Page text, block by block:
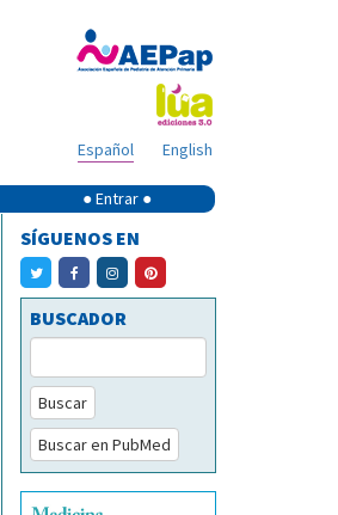
English
Español
● Entrar ●
SÍGUENOS EN
BUSCADOR
Buscar
Buscar en PubMed